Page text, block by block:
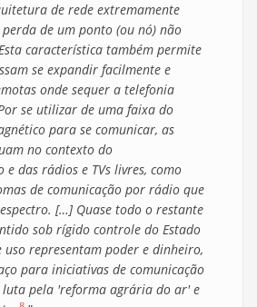
de rede extremamente
de um ponto (ou nó) não
característica também permite
se expandir facilmente e
onde sequer a telefonia
se utilizar de uma faixa do
para se comunicar, as
no contexto do
das rádios e TVs livres, como
de comunicação por rádio que
[…] Quase todo o restante
sob rígido controle do Estado
uso representam poder e dinheiro,
para iniciativas de comunicação
luta pela 'reforma agrária do ar' e